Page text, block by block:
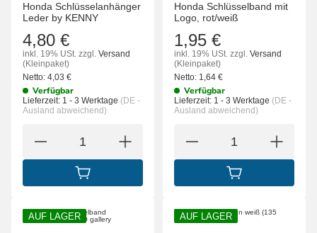
Honda Schlüsselanhänger
Leder by KENNY
4,80 €
inkl. 19% USt. zzgl. Versand
(Kleinpaket)
Netto: 4,03 €
Verfügbar
Lieferzeit: 1 - 3 Werktage (DE -
Ausland abweichend)
IN DEN WARENKORB
Honda Schlüsselband mit
Logo, rot/weiß
1,95 €
inkl. 19% USt. zzgl. Versand
(Kleinpaket)
Netto: 1,64 €
Verfügbar
Lieferzeit: 1 - 3 Werktage (DE -
Ausland abweichend)
IN DEN
AUF LAGER AUF LAGER